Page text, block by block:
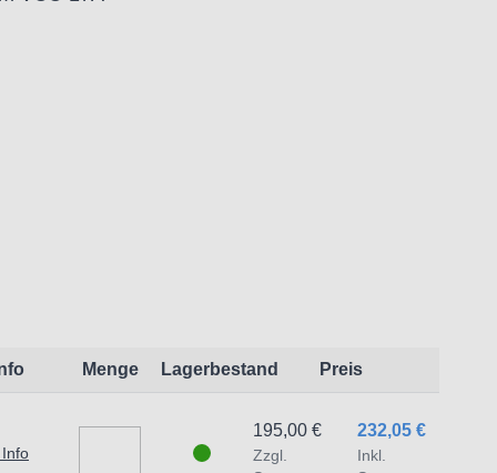
Menge Lagerbestand Preis
232,05 €
Inkl.
195,00 €
Zzgl.